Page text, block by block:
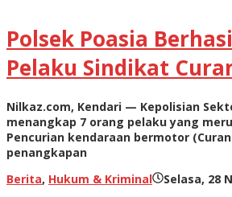
Polsek Poasia
Pelaku Sindikat
Nilkaz.com, Kendari — Kepolisian
menangkap 7 orang pelaku yang
Pencurian kendaraan bermotor
penangkapan
Berita, Hukum & Kriminal Selasa, 28